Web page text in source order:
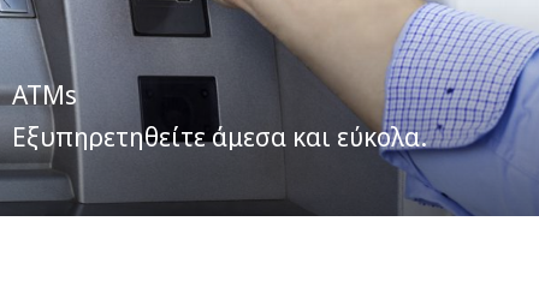
ATMs
Εξυπηρετηθείτε άμεσα και εύκολα.